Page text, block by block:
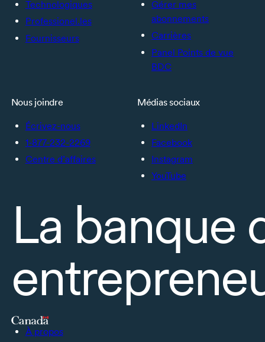
Technologiques
Professionel.les
Fournisseurs
Gérer mes
abonnements
Carrières
Panel Points de vue
BDC
Nous joindre
Écrivez-nous
1-877-232-2269
Centre d’affaires
Médias sociaux
LinkedIn
Facebook
Instagram
YouTube
La banque
À propos